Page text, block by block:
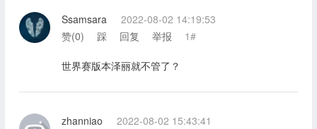
Ssamsara
2022-08-02 14:19:53
赞(0) 踩 回复 举报 1#
世界赛版本泽丽就不管了？
zhanniao
2022-08-02 15:43:41